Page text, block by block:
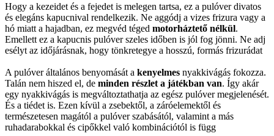
Hogy a kezeidet és a fejedet is melegen tartsa, ez a pulóver divatos
és elegáns kapucnival rendelkezik. Ne aggódj a vizes frizura vagy a
hó miatt a hajadban, ez megvéd téged motorháztető nélkül.
Emellett ez a kapucnis pulóver szeles időben is jól fog jönni. Ne adj
esélyt az időjárásnak, hogy tönkretegye a hosszú, formás frizurádat
A pulóver általános benyomását a kenyelmes nyakkivágás fokozza.
Talán nem hiszed el, de minden részlet a játékban van. Így akár
egy nyakkivágás is megváltoztathatja az egész pulóver megjelenését.
És a tiédet is. Ezen kívül a zsebektől, a záróelemektől és
természetesen magától a pulóver szabásától, valamint a más
ruhadarabokkal és cipőkkel való kombinációtól is függ